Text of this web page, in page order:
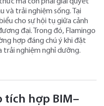
và trải nghiệm sống. Tại
cho sự hội tụ giữa cảnh
đại. Trong đó, Flamingo
hợp đáng chú ý khi đặt
trải nghiệm nghỉ dưỡng.
tích hợp BIM–